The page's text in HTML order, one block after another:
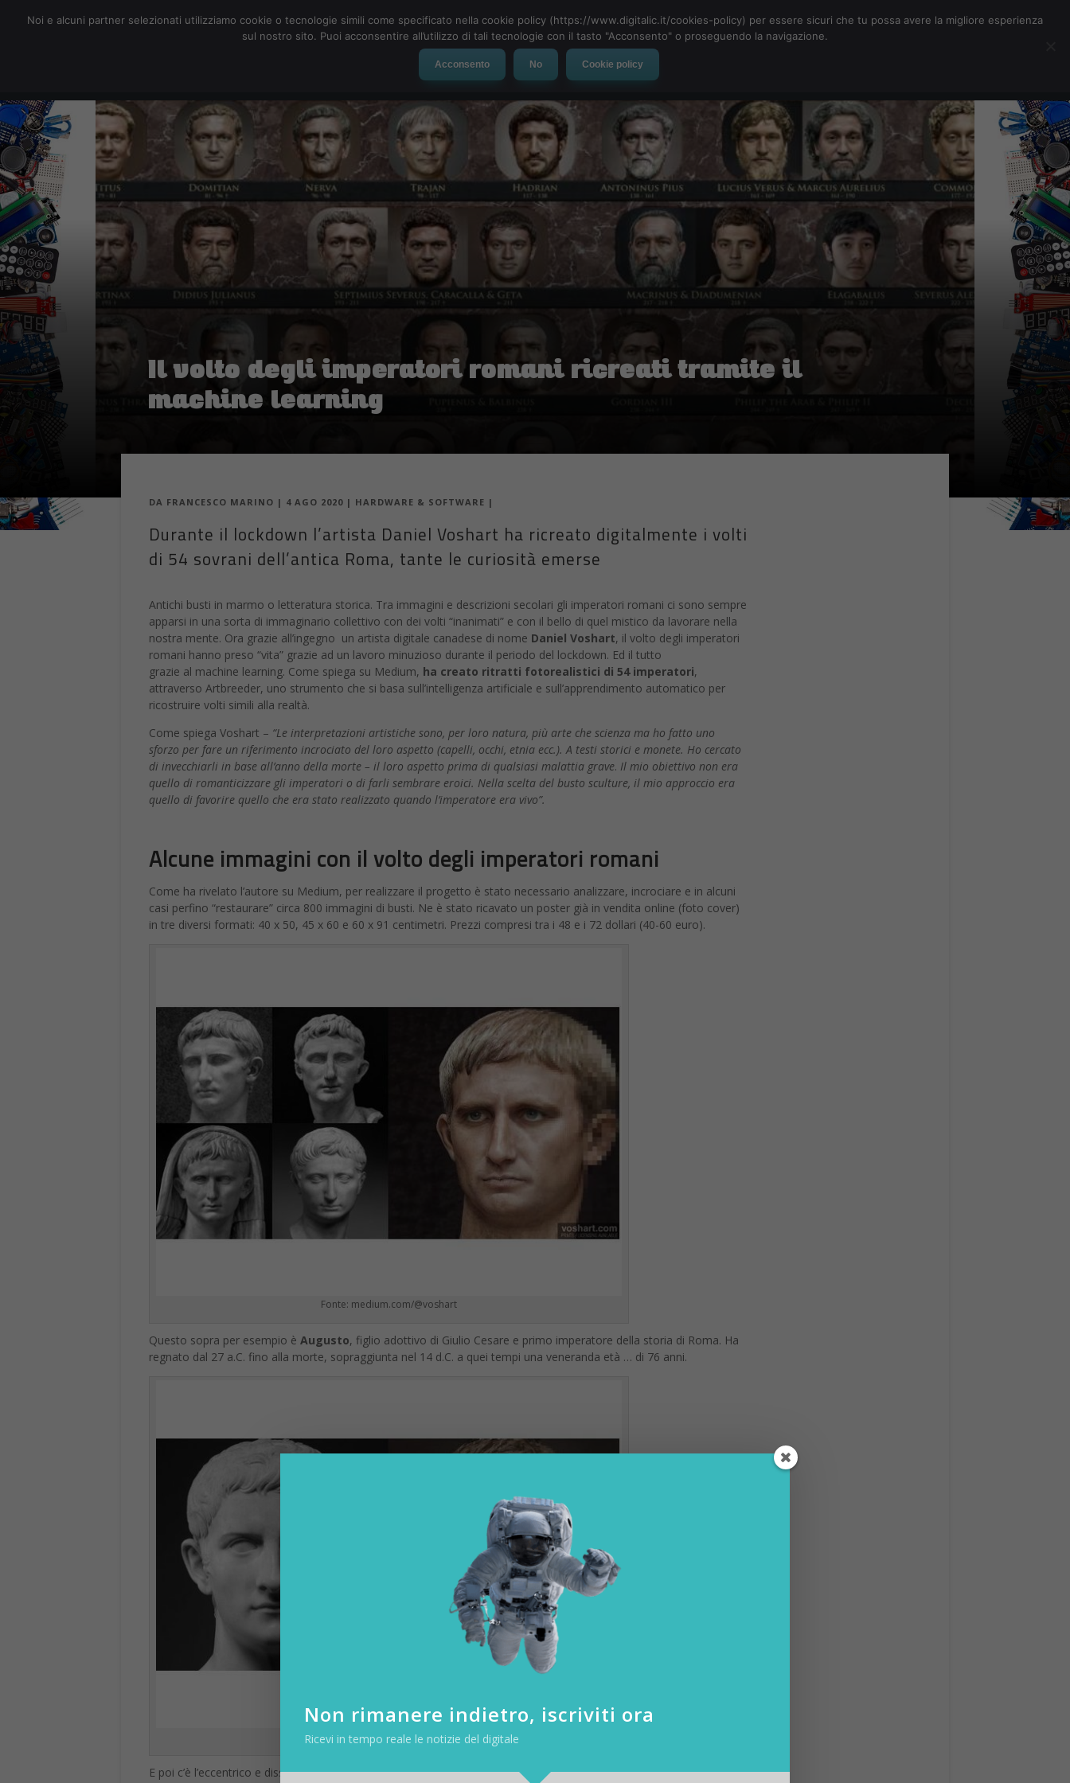
Social Network App Automotive Tech-News
Il volto degli imperatori romani ricreati tramite il
machine learning
DA FRANCESCO MARINO | 4 AGO 2020 | HARDWARE & SOFTWARE |
Durante il lockdown l’artista Daniel Voshart ha ricreato digitalmente i volti
di 54 sovrani dell’antica Roma, tante le curiosità emerse
Antichi busti in marmo o letteratura storica. Tra immagini e descrizioni secolari gli imperatori romani ci sono sempre
apparsi in una sorta di immaginario collettivo con dei volti “inanimati” e con il bello di quel mistico da lavorare nella
nostra mente. Ora grazie all’ingegno un artista digitale canadese di nome Daniel Voshart , il volto degli imperatori
romani hanno preso “vita” grazie ad un lavoro minuzioso durante il periodo del lockdown. Ed il tutto
grazie al machine learning. Come spiega su Medium, ha creato ritratti fotorealistici di 54 imperatori
attraverso Artbreeder, uno strumento che si basa sull’intelligenza artificiale e sull’apprendimento automatico per
ricostruire volti simili alla realtà.
Come spiega Voshart –
“Le interpretazioni artistiche sono, per loro natura, più arte che scienza ma ho fatto uno
sforzo per fare un riferimento incrociato del loro aspetto (capelli, occhi, etnia ecc.). A testi storici e monete. Ho cercato
di invecchiarli in base all’anno della morte – il loro aspetto prima di qualsiasi malattia grave Il mio obiettivo non era
quello di romanticizzare gli imperatori o di farli sembrare eroici. Nella scelta del busto sculture, il mio approccio era
quello di favorire quello che era stato realizzato quando l’imperatore era vivo”.
Alcune immagini con il volto degli imperatori romani
Come ha rivelato l’autore su Medium, per realizzare il progetto è stato necessario analizzare, incrociare e in alcuni
casi perfino “restaurare” circa 800 immagini di busti. Ne è stato ricavato un poster già in vendita online (foto cover)
in tre diversi formati: 40 x 50, 45 x 60 e 60 x 91 centimetri. Prezzi compresi tra i 48 e i 72 dollari (40-60 euro).
Fonte: medium.com/@voshart
Questo sopra per esempio è Augusto , figlio adottivo di Giulio Cesare e primo imperatore della storia di Roma. Ha
regnato dal 27 a.C. fino alla morte, sopraggiunta nel 14 d.C. a quei tempi una veneranda età … di 76 anni.
Fonte: medium.com/@voshart
E poi c’è l’eccentrico e dissolutoCaligola, regnante noto a molti per essere stato sul punto di nominare console il
Non rimanere indietro, iscriviti ora
Ricevi in tempo reale le notizie del digitale
Noi e alcuni partner selezionati utilizziamo cookie o tecnologie simili come specificato nella cookie policy (https://www.digitalic.it/cookies-policy) per essere sicuri che tu possa avere la migliore esperienza
sul nostro sito. Puoi acconsentire all’utilizzo di tali tecnologie con il tasto "Acconsento" o proseguendo la navigazione.
Acconsento No Cookie policy